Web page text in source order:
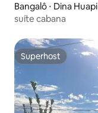
Bangalô ⋅ Dina Huapi
suíte cabana
Superhost
Superhost